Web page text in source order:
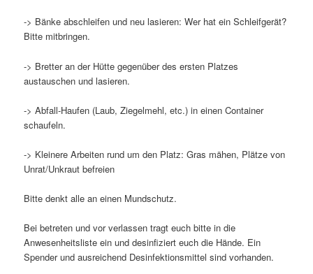
-> Bänke abschleifen und neu lasieren: Wer hat ein Schleifgerät?
Bitte mitbringen.
-> Bretter an der Hütte gegenüber des ersten Platzes
austauschen und lasieren.
-> Abfall-Haufen (Laub, Ziegelmehl, etc.) in einen Container
schaufeln.
-> Kleinere Arbeiten rund um den Platz: Gras mähen, Plätze von
Unrat/Unkraut befreien
Bitte denkt alle an einen Mundschutz.
Bei betreten und vor verlassen tragt euch bitte in die
Anwesenheitsliste ein und desinfiziert euch die Hände. Ein
Spender und ausreichend Desinfektionsmittel sind vorhanden.